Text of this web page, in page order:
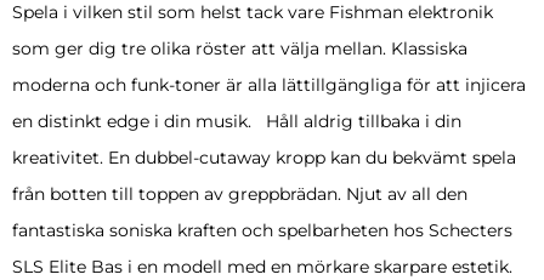
Spela i vilken stil som helst tack vare Fishman elektronik
som ger dig tre olika röster att välja mellan. Klassiska
moderna och funk-toner är alla lättillgängliga för att injicera
en distinkt edge i din musik. Håll aldrig tillbaka i din
kreativitet. En dubbel-cutaway kropp kan du bekvämt spela
från botten till toppen av greppbrädan. Njut av all den
fantastiska soniska kraften och spelbarheten hos Schecters
SLS Elite Bas i en modell med en mörkare skarpare estetik.